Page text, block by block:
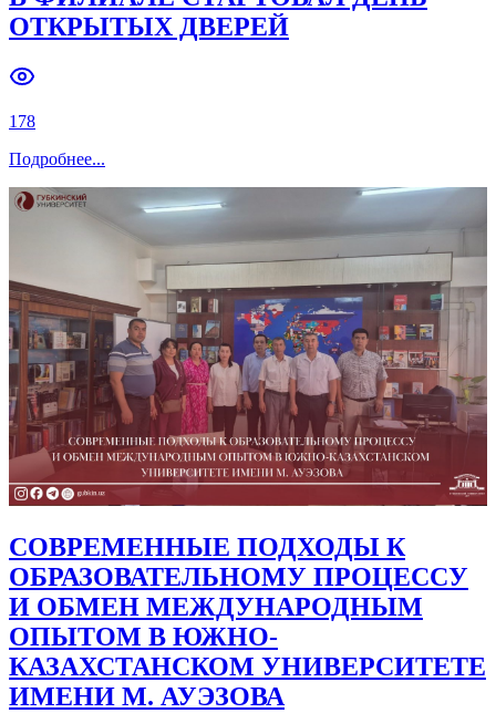
ОТКРЫТЫХ ДВЕРЕЙ
178
Подробнее...
СОВРЕМЕННЫЕ ПОДХОДЫ К
ОБРАЗОВАТЕЛЬНОМУ ПРОЦЕССУ
И ОБМЕН МЕЖДУНАРОДНЫМ
ОПЫТОМ В ЮЖНО-
КАЗАХСТАНСКОМ УНИВЕРСИТЕТЕ
ИМЕНИ М. АУЭЗОВА